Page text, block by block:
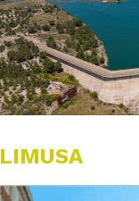
LIMUSA